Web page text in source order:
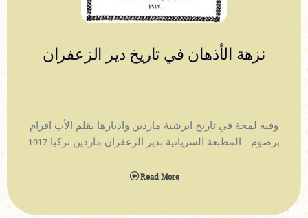
نزهة الأذهان في تاريخ دير الزعفران
وفيه لمحة في تاريخ ابرشية ماردين واديارها بقلم الأب افرام
برصوم – المطبعة السريانية بدير الزعفران ماردين تركيا 1917
Read More